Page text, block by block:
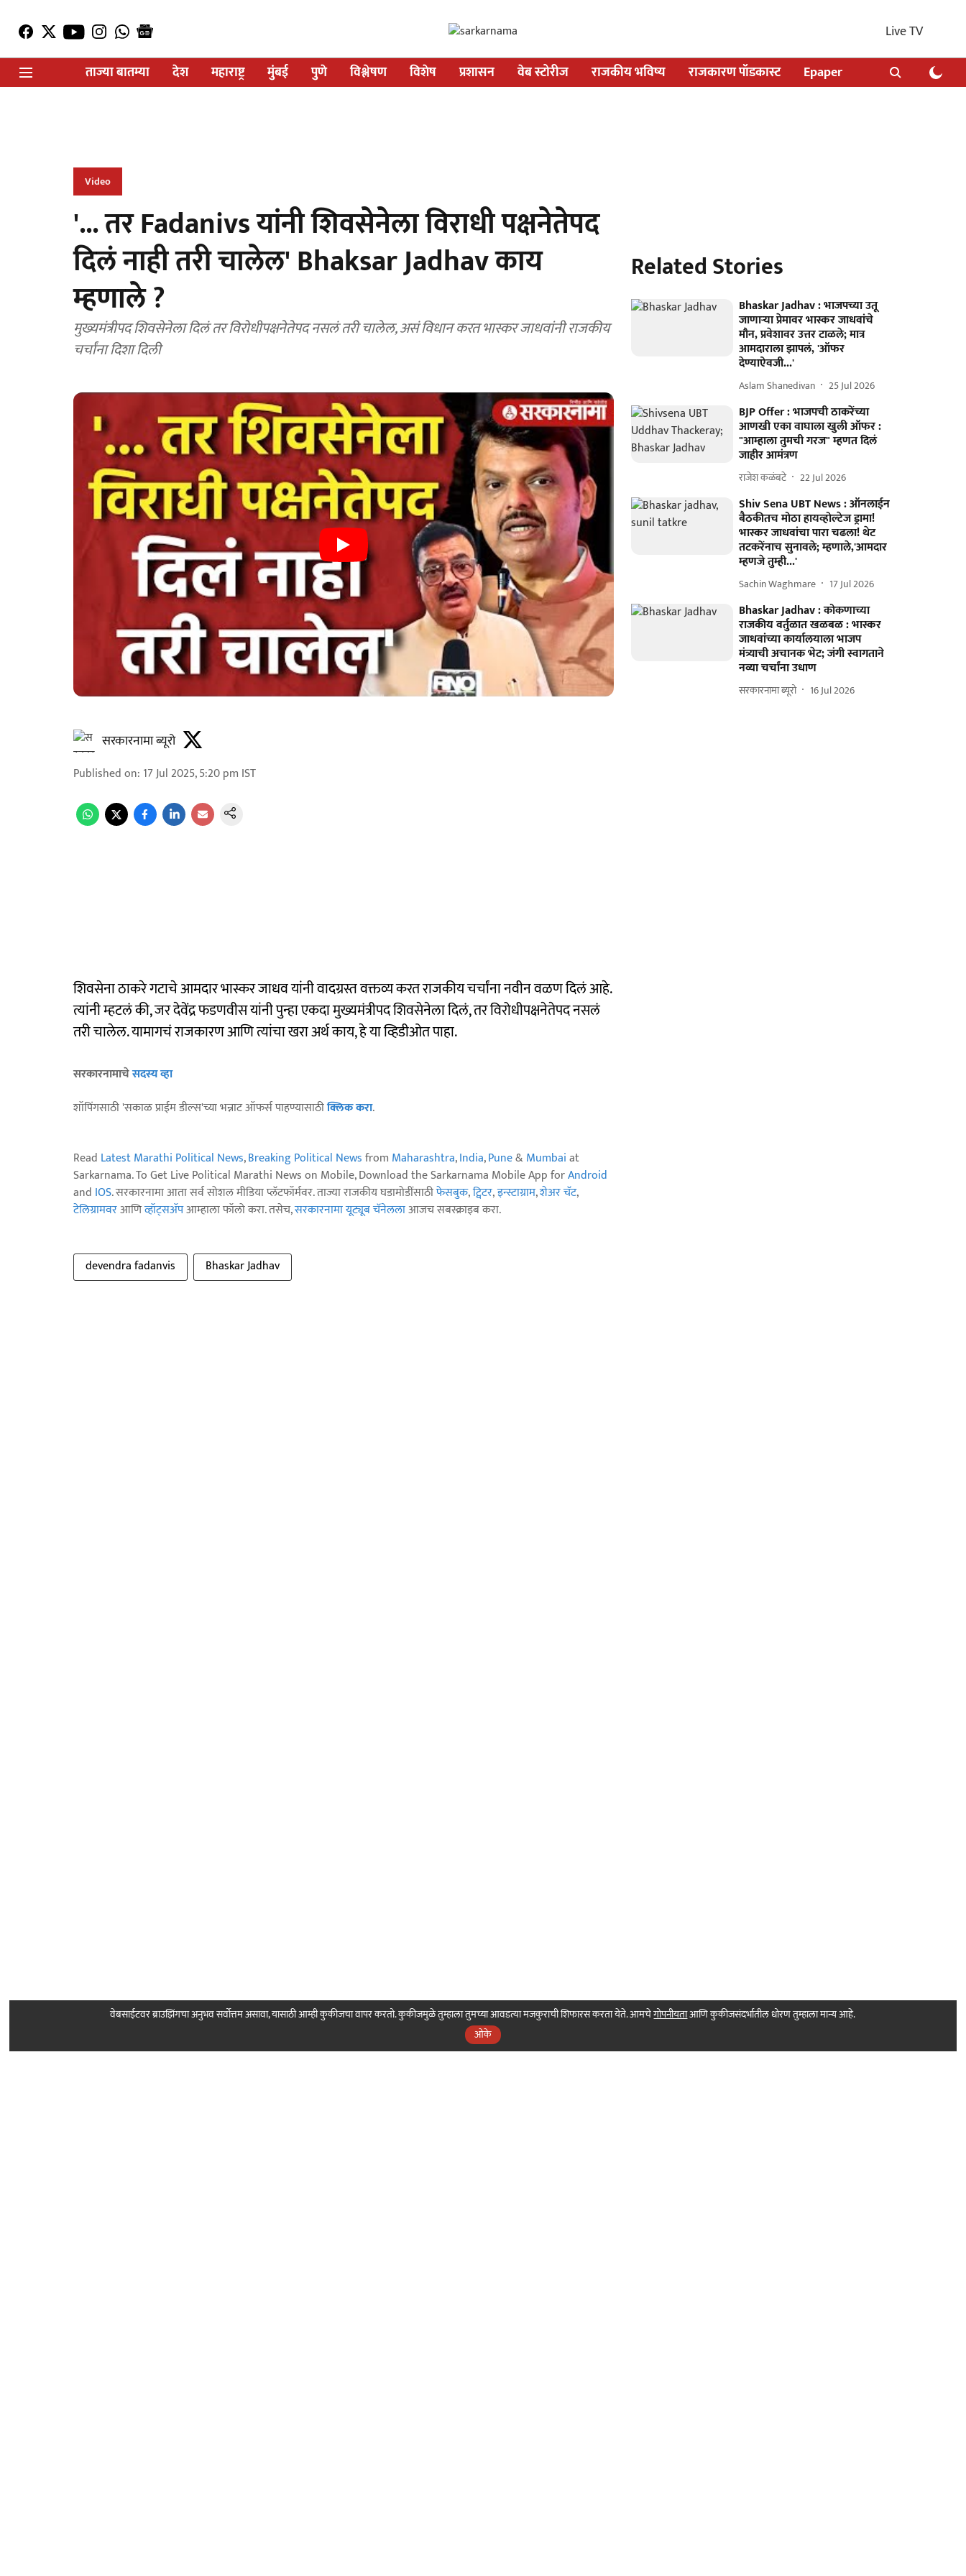
Live TV
ताज्या बातम्या
देश महाराष्ट्र मुंबई पुणे विश्लेषण विशेष प्रशासन वेब स्टोरीज राजकीय भविष्य राजकारण पॉडकास्ट Epaper
Video
'... तर Fadanivs यांनी शिवसेनेला विराधी पक्षनेतेपद
दिलं नाही तरी चालेल' Bhaksar Jadhav काय
म्हणाले ?
मुख्यमंत्रीपद शिवसेनेला दिलं तर विरोधीपक्षनेतेपद नसलं तरी चालेल, असं विधान करत भास्कर जाधवांनी राजकीय
चर्चांना दिशा दिली
सरकारनामा ब्यूरो
Published on: 17 Jul 2025, 5:20 pm IST
शिवसेना ठाकरे गटाचे आमदार भास्कर जाधव यांनी वादग्रस्त वक्तव्य करत राजकीय चर्चांना नवीन वळण दिलं आहे.
त्यांनी म्हटलं की, जर देवेंद्र फडणवीस यांनी पुन्हा एकदा मुख्यमंत्रीपद शिवसेनेला दिलं, तर विरोधीपक्षनेतेपद नसलं
तरी चालेल. यामागचं राजकारण आणि त्यांचा खरा अर्थ काय, हे या व्हिडीओत पाहा.
सरकारनामाचेसदस्य व्हा
शॉपिंगसाठी 'सकाळ प्राईम डील्स'च्या भन्नाट ऑफर्स पाहण्यासाठीक्लिक करा.
Read Latest Marathi Political News,Breaking Political Newsfrom Maharashtra,India,Pune& Mumbaiat
Sarkarnama. To Get Live Political Marathi News on Mobile, Download the Sarkarnama Mobile App forAndroid
and IOS. सरकारनामा आता सर्व सोशल मीडिया प्लॅटफॉर्मवर. ताज्या राजकीय घडामोडींसाठीफेसबुक,ट्विटर,इन्स्टाग्राम,शेअर चॅट,
टेलिग्रामवरआणिव्हॉट्सॲपआम्हाला फॉलो करा. तसेच,सरकारनामा यूट्यूब चॅनेललाआजच सबस्क्राइब करा.
devendra fadanvis Bhaskar Jadhav
Related Stories
Bhaskar Jadhav : भाजपच्या उतू
जाणाऱ्या प्रेमावर भास्कर जाधवांचे
मौन, प्रवेशावर उत्तर टाळले; मात्र
आमदाराला झापलं, 'ऑफर
देण्याऐवजी...'
Aslam Shanedivan 25 Jul 2026
BJP Offer : भाजपची ठाकरेंच्या
आणखी एका वाघाला खुली ऑफर :
"आम्हाला तुमची गरज" म्हणत दिलं
जाहीर आमंत्रण
राजेश कळंबटे 22 Jul 2026
Shiv Sena UBT News : ऑनलाईन
बैठकीतच मोठा हायव्होल्टेज ड्रामा!
भास्कर जाधवांचा पारा चढला! थेट
तटकरेंनाच सुनावले; म्हणाले,'आमदार
म्हणजे तुम्ही...'
Sachin Waghmare 17 Jul 2026
Bhaskar Jadhav : कोकणाच्या
राजकीय वर्तुळात खळबळ : भास्कर
जाधवांच्या कार्यालयाला भाजप
मंत्र्याची अचानक भेट; जंगी स्वागताने
नव्या चर्चांना उधाण
सरकारनामा ब्यूरो 16 Jul 2026
वेबसाईटवर ब्राउझिंगचा अनुभव सर्वोत्तम असावा, यासाठी आम्ही कुकीजचा वापर करतो. कुकीजमुळे तुम्हाला तुमच्या आवडत्या मजकुराची शिफारस करता येते. आमचेगोपनीयताआणि कुकीजसंदर्भातील धोरण तुम्हाला मान्य आहे.
ओके